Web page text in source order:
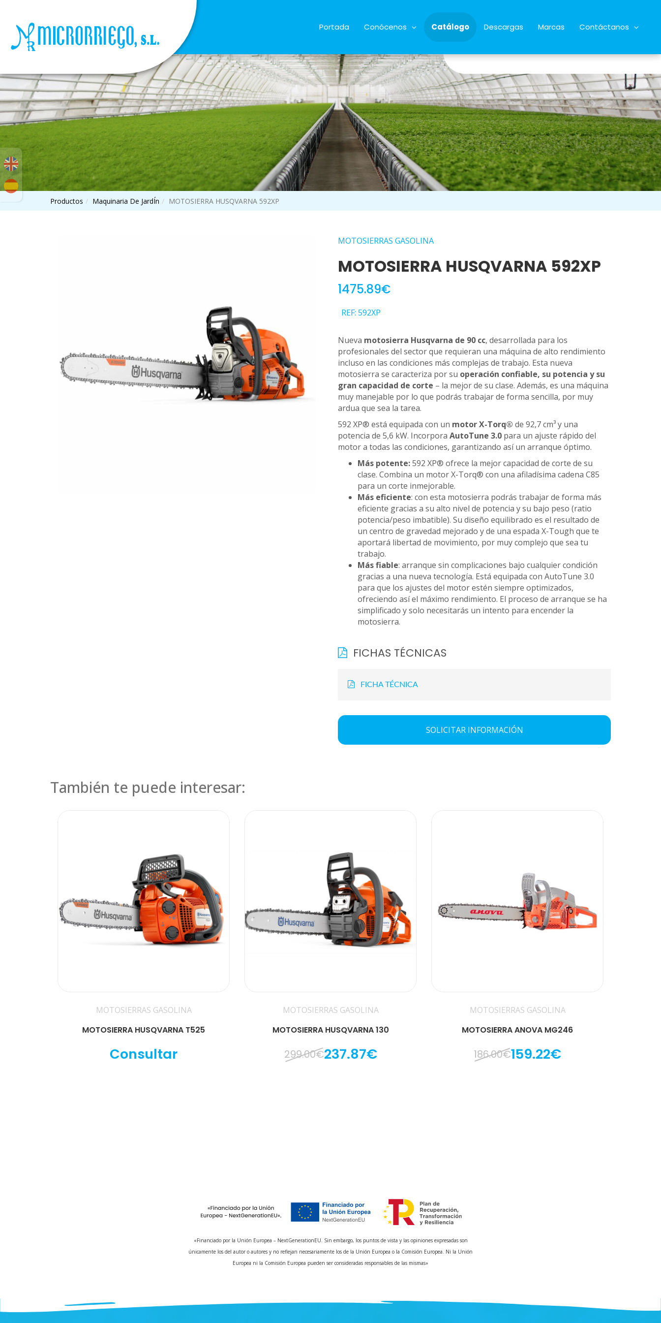
Portada Conócenos Catálogo Descargas Marcas Contáctanos
Productos Maquinaria De JardÍn MOTOSIERRA HUSQVARNA 592XP
MOTOSIERRAS GASOLINA
MOTOSIERRA HUSQVARNA 592XP
1475.89€
REF: 592XP
Nueva motosierra Husqvarna de 90 cc, desarrollada para los
profesionales del sector que requieran una máquina de alto rendimiento
incluso en las condiciones más complejas de trabajo. Esta nueva
motosierra se caracteriza por su operación confiable, su potencia y su
gran capacidad de corte – la mejor de su clase. Además, es una máquina
muy manejable por lo que podrás trabajar de forma sencilla, por muy
ardua que sea la tarea.
592 XP® está equipada con un motor X-Torq® de 92,7 cm³ y una
potencia de 5,6 kW. Incorpora AutoTune 3.0 para un ajuste rápido del
motor a todas las condiciones, garantizando así un arranque óptimo.
Más potente:592 XP® ofrece la mejor capacidad de corte de su
clase. Combina un motor X-Torq® con una afiladísima cadena C85
para un corte inmejorable.
Más eficiente: con esta motosierra podrás trabajar de forma más
eficiente gracias a su alto nivel de potencia y su bajo peso (ratio
potencia/peso imbatible). Su diseño equilibrado es el resultado de
un centro de gravedad mejorado y de una espada X-Tough que te
aportará libertad de movimiento, por muy complejo que sea tu
trabajo.
Más fiable: arranque sin complicaciones bajo cualquier condición
gracias a una nueva tecnología. Está equipada con AutoTune 3.0
para que los ajustes del motor estén siempre optimizados,
ofreciendo así el máximo rendimiento. El proceso de arranque se ha
simplificado y solo necesitarás un intento para encender la
motosierra.
FICHAS TÉCNICAS
FICHA TÉCNICA
SOLICITAR INFORMACIÓN
También te puede interesar:
MOTOSIERRAS GASOLINA
MOTOSIERRA HUSQVARNA T525
Consultar
MOTOSIERRAS GASOLINA
MOTOSIERRA HUSQVARNA 130
299.00€237.87€
MOTOSIERRAS GASOLINA
MOTOSIERRA ANOVA MG246
186.00€159.22€
«Financiado por la Unión Europea – NextGenerationEU. Sin embargo, los puntos de vista y las opiniones expresadas son
únicamente los del autor o autores y no reflejan necesariamente los de la Unión Europea o la Comisión Europea. Ni la Unión
Europea ni la Comisión Europea pueden ser consideradas responsables de las mismas»